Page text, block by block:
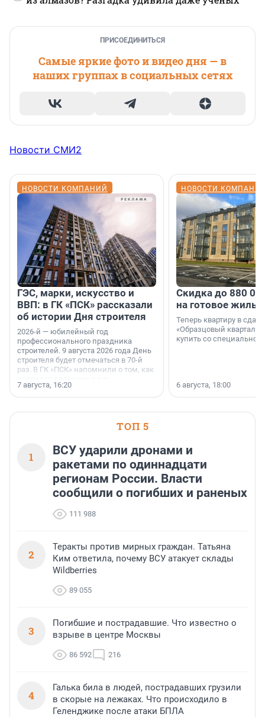
ПРИСОЕДИНИТЬСЯ
Самые яркие фото и видео дня — в
наших группах в социальных сетях
Новости СМИ2
НОВОСТИ КОМПАНИЙ
ГЭС, марки, искусство и
ВВП: в ГК «ПСК» рассказали
об истории Дня строителя
2026-й — юбилейный год
профессионального праздника
строителей. 9 августа 2026 года День
строителя будет отмечаться в 70-й
раз. В ГК «ПСК» напомнили о том, как
поменялась роль строительства.
7 августа, 16:20
НОВОСТИ
Скидка до 880
на готовое
Теперь квартиру в
«Образцовый квартал
купить со специальной
6 августа, 18:00
ТОП 5
1
ВСУ ударили дронами и
ракетами по одиннадцати
регионам России. Власти
сообщили о погибших и раненых
111 988
2
Теракты против мирных граждан. Татьяна
Ким ответила, почему ВСУ атакует склады
Wildberries
89 055
3
Погибшие и пострадавшие. Что известно о
взрыве в центре Москвы
86 592 216
4
Галька била в людей, пострадавших грузили
в скорые на лежаках. Что происходило в
Геленджике после атаки БПЛА